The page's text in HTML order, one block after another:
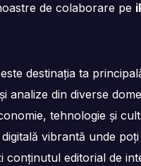
de colaborare pe
este destinația ta
analize din diverse
tehnologie și
vibrantă unde
conținutul editorial de